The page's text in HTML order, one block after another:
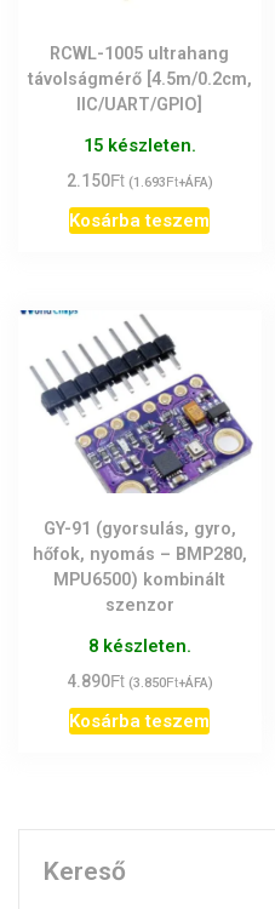
RCWL-1005 ultrahang
távolságmérő [4.5m/0.2cm,
IIC/UART/GPIO]
15 készleten.
2.150Ft (1.693Ft+ÁFA)
Kosárba teszem
GY-91 (gyorsulás, gyro,
hőfok, nyomás – BMP280,
MPU6500) kombinált
szenzor
8 készleten.
4.890Ft (3.850Ft+ÁFA)
Kosárba teszem
Kereső